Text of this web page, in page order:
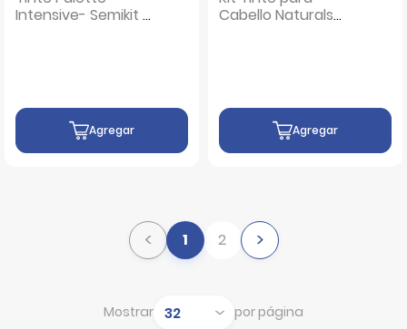
Intensive- Semikit 1-
Agregar
Cabello Naturals
Agregar
< 1 2 >
Mostrar Mostrarpor página